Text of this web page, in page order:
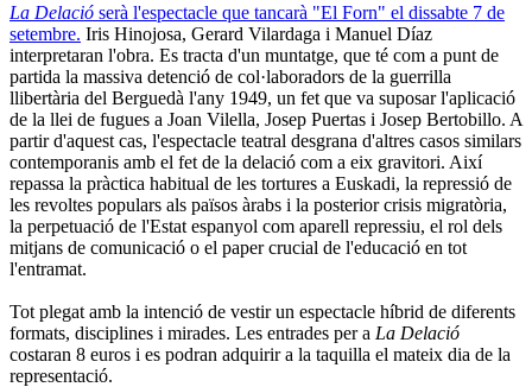
La Delació serà l'espectacle que tancarà "El Forn" el dissabte 7 de
setembre. Iris Hinojosa, Gerard Vilardaga i Manuel Díaz
interpretaran l'obra. Es tracta d'un muntatge, que té com a punt de
partida la massiva detenció de col·laboradors de la guerrilla
llibertària del Berguedà l'any 1949, un fet que va suposar l'aplicació
de la llei de fugues a Joan Vilella, Josep Puertas i Josep Bertobillo. A
partir d'aquest cas, l'espectacle teatral desgrana d'altres casos similars
contemporanis amb el fet de la delació com a eix gravitori. Així
repassa la pràctica habitual de les tortures a Euskadi, la repressió de
les revoltes populars als països àrabs i la posterior crisis migratòria,
la perpetuació de l'Estat espanyol com aparell repressiu, el rol dels
mitjans de comunicació o el paper crucial de l'educació en tot
l'entramat.
Tot plegat amb la intenció de vestir un espectacle híbrid de diferents
formats, disciplines i mirades. Les entrades per a La Delació
costaran 8 euros i es podran adquirir a la taquilla el mateix dia de la
representació.